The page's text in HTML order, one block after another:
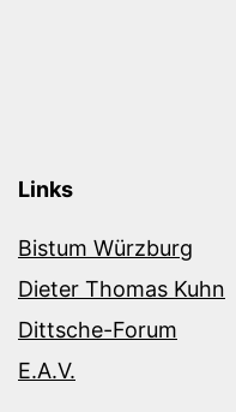
Links
Bistum Würzburg
Dieter Thomas Kuhn
Dittsche-Forum
E.A.V.